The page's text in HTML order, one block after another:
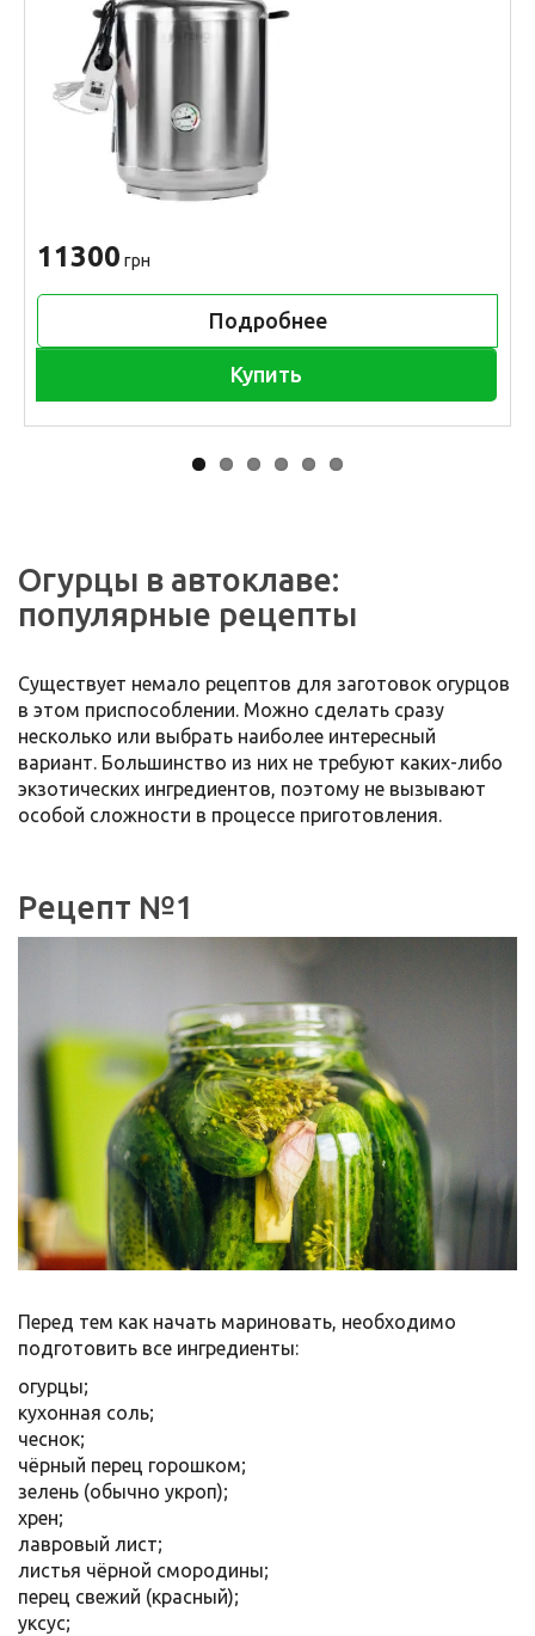
11300 грн
Подробнее
Купить
Огурцы в автоклаве:
популярные рецепты
Существует немало рецептов для заготовок огурцов
в этом приспособлении. Можно сделать сразу
несколько или выбрать наиболее интересный
вариант. Большинство из них не требуют каких-либо
экзотических ингредиентов, поэтому не вызывают
особой сложности в процессе приготовления.
Рецепт №1
Перед тем как начать мариновать, необходимо
подготовить все ингредиенты:
огурцы;
кухонная соль;
чеснок;
чёрный перец горошком;
зелень (обычно укроп);
хрен;
лавровый лист;
листья чёрной смородины;
перец свежий (красный);
уксус;